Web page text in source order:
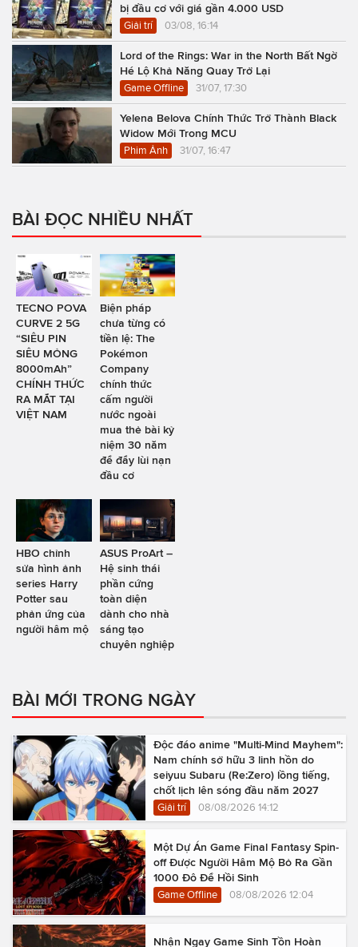
bị đầu cơ với giá gần 4.000 USD
Giải trí 03/08, 16:14
Lord of the Rings: War in the North Bất Ngờ
Hé Lộ Khả Năng Quay Trở Lại
Game Offline 31/07, 17:30
Yelena Belova Chính Thức Trở Thành Black
Widow Mới Trong MCU
Phim Ảnh 31/07, 16:47
BÀI ĐỌC NHIỀU NHẤT
TECNO POVA
CURVE 2 5G
“SIÊU PIN
SIÊU MỎNG
8000mAh”
CHÍNH THỨC
RA MẮT TẠI
VIỆT NAM
Biện pháp
chưa từng có
tiền lệ: The
Pokémon
Company
chính thức
cấm người
nước ngoài
mua thẻ bài kỷ
niệm 30 năm
để đẩy lùi nạn
đầu cơ
HBO chỉnh
sửa hình ảnh
series Harry
Potter sau
phản ứng của
người hâm mộ
ASUS ProArt –
Hệ sinh thái
phần cứng
toàn diện
dành cho nhà
sáng tạo
chuyên nghiệp
BÀI MỚI TRONG NGÀY
Độc đáo anime "Multi-Mind Mayhem":
Nam chính sở hữu 3 linh hồn do
seiyuu Subaru (Re:Zero) lồng tiếng,
chốt lịch lên sóng đầu năm 2027
Giải trí 08/08/2026 14:12
Một Dự Án Game Final Fantasy Spin-
off Được Người Hâm Mộ Bỏ Ra Gần
1000 Đô Để Hồi Sinh
Game Offline 08/08/2026 12:04
Nhận Ngay Game Sinh Tồn Hoàn